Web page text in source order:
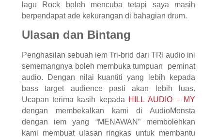
lagu Rock boleh mencuba tetapi saya masih
berpendapat ade kekurangan di bahagian drum.
Ulasan dan Bintang
Penghasilan sebuah iem Tri-brid dari TRI audio ini
sememangnya boleh membuka tumpuan peminat
audio. Dengan nilai kuantiti yang lebih kepada
bass target audience pasti akan lebih luas.
Ucapan terima kasih kepada HILL AUDIO – MY
dengan membekalkan kami di AudioMonsta
dengan iem yang “MENAWAN” membolehkan
kami membuat ulasan ringkas untuk membantu